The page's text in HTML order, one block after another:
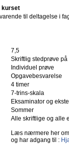
kurset
til deltagelse i
7,5
Skriftlig stedprøve
Individuel prøve
Opgavebesvarelse
4 timer
7-trins-skala
Eksaminator og
Sommer
Alle skriftlige og alle
Læs nærmere her
og har adgang til :